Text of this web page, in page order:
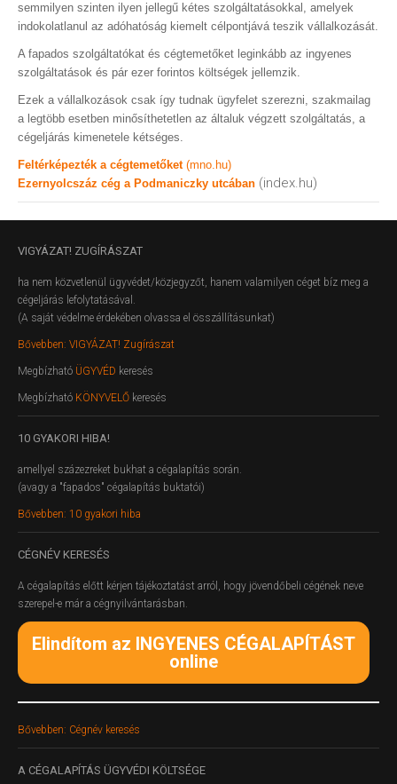
semmilyen szinten ilyen jellegű kétes szolgáltatásokkal, amelyek
indokolatlanul az adóhatóság kiemelt célpontjává teszik vállalkozását.
A fapados szolgáltatókat és cégtemetőket leginkább az ingyenes
szolgáltatások és pár ezer forintos költségek jellemzik.
Ezek a vállalkozások csak így tudnak ügyfelet szerezni, szakmailag
a legtöbb esetben minősíthetetlen az általuk végzett szolgáltatás, a
cégeljárás kimenetele kétséges.
Feltérképezték a cégtemetőket (mno.hu)
Ezernyolcszáz cég a Podmaniczky utcában (index.hu)
VIGYÁZAT! ZUGÍRÁSZAT
ha nem közvetlenül ügyvédet/közjegyzőt, hanem valamilyen céget bíz meg a
cégeljárás lefolytatásával.
(A saját védelme érdekében olvassa el összállításunkat)
Bővebben: VIGYÁZAT! Zugírászat
Megbízható ÜGYVÉD keresés
Megbízható KÖNYVELŐ keresés
10 GYAKORI HIBA!
amellyel százezreket bukhat a cégalapítás során.
(avagy a "fapados" cégalapítás buktatói)
Bővebben: 10 gyakori hiba
CÉGNÉV KERESÉS
A cégalapítás előtt kérjen tájékoztatást arról, hogy jövendőbeli cégének neve
szerepel-e már a cégnyilvántarásban.
Elindítom az INGYENES CÉGALAPÍTÁST
online
Bővebben: Cégnév keresés
A CÉGALAPÍTÁS ÜGYVÉDI KÖLTSÉGE